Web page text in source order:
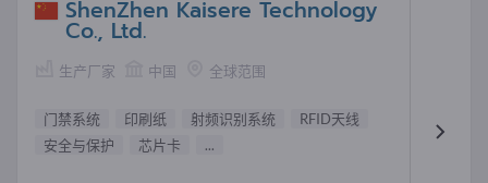
ShenZhen Kaisere Technology
Co., Ltd.
生产厂家 中国 全球范围
门禁系统 印刷纸 射频识别系统
RFID天线
安全与保护
芯片卡 ...